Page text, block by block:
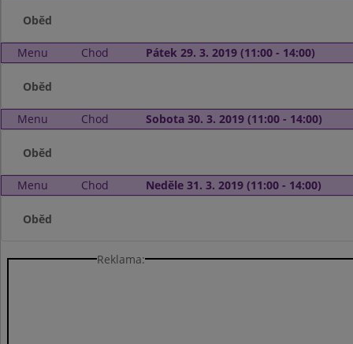
Oběd
Menu Chod Pátek 29. 3. 2019 (11:00 - 14:00)
Oběd
Menu Chod Sobota 30. 3. 2019 (11:00 - 14:00)
Oběd
Menu Chod Neděle 31. 3. 2019 (11:00 - 14:00)
Oběd
Reklama: